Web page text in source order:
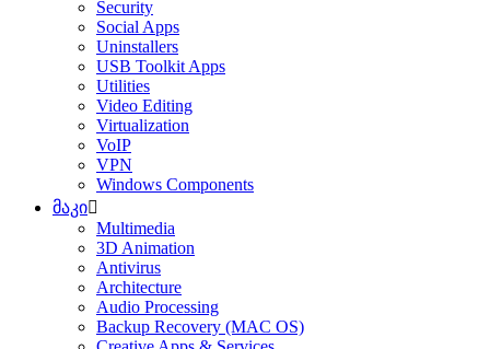
Security
Social Apps
Uninstallers
USB Toolkit Apps
Utilities
Video Editing
Virtualization
VoIP
VPN
Windows Components
მაკი
Multimedia
3D Animation
Antivirus
Architecture
Audio Processing
Backup Recovery (MAC OS)